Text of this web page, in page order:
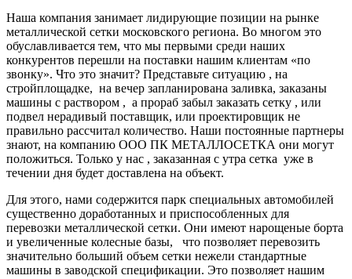
Наша компания занимает лидирующие позиции на рынке
металлической сетки московского региона. Во многом это
обуславливается тем, что мы первыми среди наших
конкурентов перешли на поставки нашим клиентам «по
звонку». Что это значит? Представьте ситуацию , на
стройплощадке, на вечер запланирована заливка, заказаны
машины с раствором , а прораб забыл заказать сетку , или
подвел нерадивый поставщик, или проектировщик не
правильно рассчитал количество. Наши постоянные партнеры
знают, на компанию ООО ПК МЕТАЛЛОСЕТКА они могут
положиться. Только у нас , заказанная с утра сетка уже в
течении дня будет доставлена на объект.
Для этого, нами содержится парк специальных автомобилей
существенно доработанных и приспособленных для
перевозки металлической сетки. Они имеют нарощеные борта
и увеличенные колесные базы, что позволяет перевозить
значительно больший объем сетки нежели стандартные
машины в заводской спецификации. Это позволяет нашим